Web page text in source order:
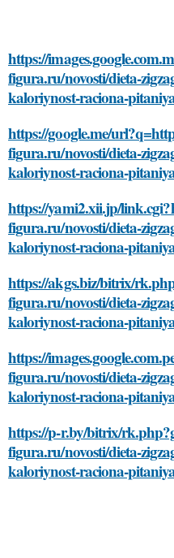
https://
figura.ru/novosti/dieta-
kaloriynost-raciona-
https://google.me/
figura.ru/novosti/dieta-
kaloriynost-raciona-
https://yami2.xii.jp/
figura.ru/novosti/dieta-
kaloriynost-raciona-
https://akgs.biz/bitrix/
figura.ru/novosti/dieta-
kaloriynost-raciona-
https://
figura.ru/novosti/dieta-
kaloriynost-raciona-
https://p-r.by/bitrix/
figura.ru/novosti/dieta-
kaloriynost-raciona-